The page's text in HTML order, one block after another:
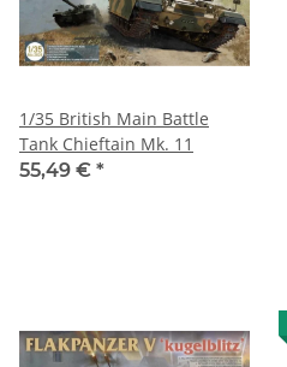
1/35 British Main Battle
Tank Chieftain Mk. 11
55,49 € *